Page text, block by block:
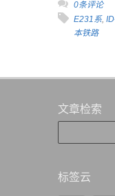
0条评论
E231系,
本铁路
文章检索
标签云